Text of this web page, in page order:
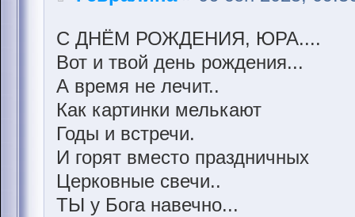
С ДНЁМ РОЖДЕНИЯ, ЮРА....
Вот и твой день рождения...
А время не лечит..
Как картинки мелькают
Годы и встречи.
И горят вместо праздничных
Церковные свечи..
ТЫ у Бога навечно...